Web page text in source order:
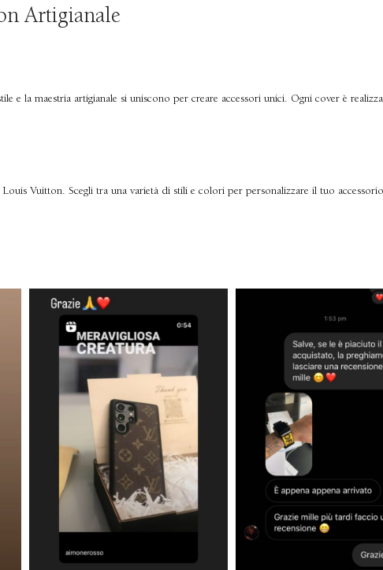
Artigianale
la maestria artigianale si uniscono per creare accessori unici. Ogni cover è
Vuitton. Scegli tra una varietà di stili e colori per personalizzare il tuo